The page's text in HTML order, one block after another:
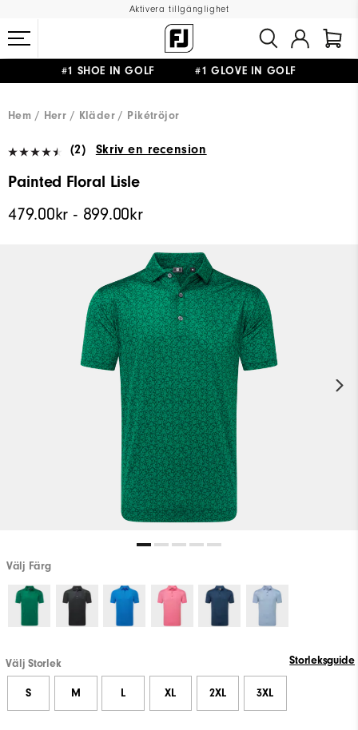
Aktivera tillgänglighet
#1 SHOE IN GOLF #1 GLOVE IN GOLF
Hem
Herr Kläder Pikétröjor
(2) Skriv en recension
Painted Floral Lisle
479.00kr - 899.00kr
Välj Färg
Välj Storlek Storleksguide
S M L XL 2XL 3XL